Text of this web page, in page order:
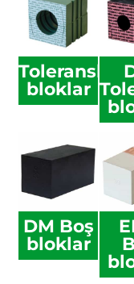
Toleranslı
bloklar
DM Boş
bloklar